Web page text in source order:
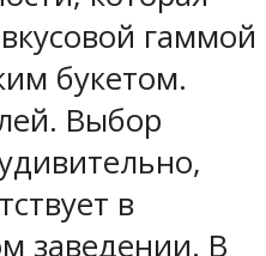
гаммой
букетом.
Выбор
в
заведении. В